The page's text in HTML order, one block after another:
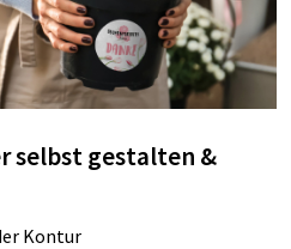
selbst gestalten &
Kontur